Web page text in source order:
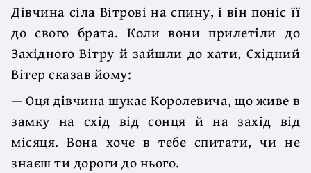
Дівчина сіла Вітрові на спину, і він поніс її
до свого брата. Коли вони прилетіли до
Західного Вітру й зайшли до хати, Східний
Вітер сказав йому:
— Оця дівчина шукає Королевича, що живе в
замку на схід від сонця й на захід від
місяця. Вона хоче в тебе спитати, чи не
знаєш ти дороги до нього.